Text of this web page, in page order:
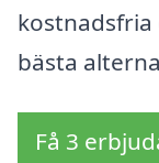
bästa
Få 3